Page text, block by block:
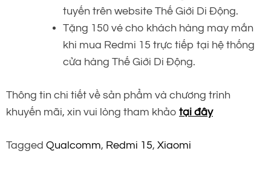
tuyến trên website Thế Giới Di Động.
Tặng 150 vé cho khách hàng may mắn
khi mua Redmi 15 trực tiếp tại hệ thống
cửa hàng Thế Giới Di Động.
Thông tin chi tiết về sản phẩm và chương trình
khuyến mãi, xin vui lòng tham khảo tại đây
Tagged Qualcomm, Redmi 15, Xiaomi